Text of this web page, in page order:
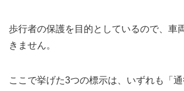
歩行者の保護を目的としているので、車
きません。
ここで挙げた3つの標示は、いずれも「